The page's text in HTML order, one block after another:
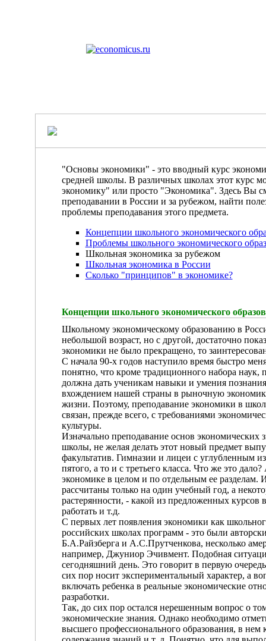
"Основы экономики" - это вводный курс
средней школы. В различных школах этот курс
экономику" или просто "Экономика". Здесь Вы
преподавании в России и за рубежом, найти
проблемы преподавания этого предмета.
Концепции школьного экономического
Проблемы школьного экономического
Школьная экономика за рубежом
Школьная экономика в России
Сколько "принципов" в экономике?
Концепции школьного экономического
Школьному экономическому образованию в
небольшой возраст, но с другой, достаточно
экономики не было прекращено, то
С начала 90-х годов наступило время быстро
понятно, что кроме традиционного набора наук,
должна дать ученикам навыки и умения
вхождением нашей страны в рыночную
жизни. Поэтому, преподавание экономики в
связан, прежде всего, с требованиями
культуры.
Изначально преподавание основ экономических
школы, не желая делать этот новый предмет
факультатив. Гимназии и лицеи с углубленным
пятого, а то и с третьего класса. Что же это
экономике в целом и по отдельным ее разделам.
рассчитаны только на один учебный год, а
растерянности, - какой из предложенных курсов
работать и т.д.
С первых лет появления экономики как
российских школах программ - это были
Б.А.Райзберга и А.С.Прутченкова, несколько
например, Джуниор Эчивмент. Подобная
сегодняшний день. Это говорит в первую
сих пор носит экспериментальный характер, а
включать ребенка в реальные экономические
разработки.
Так, до сих пор остался нерешенным вопрос о
экономические знания. Однако необходимо
высшего профессионального образования, в